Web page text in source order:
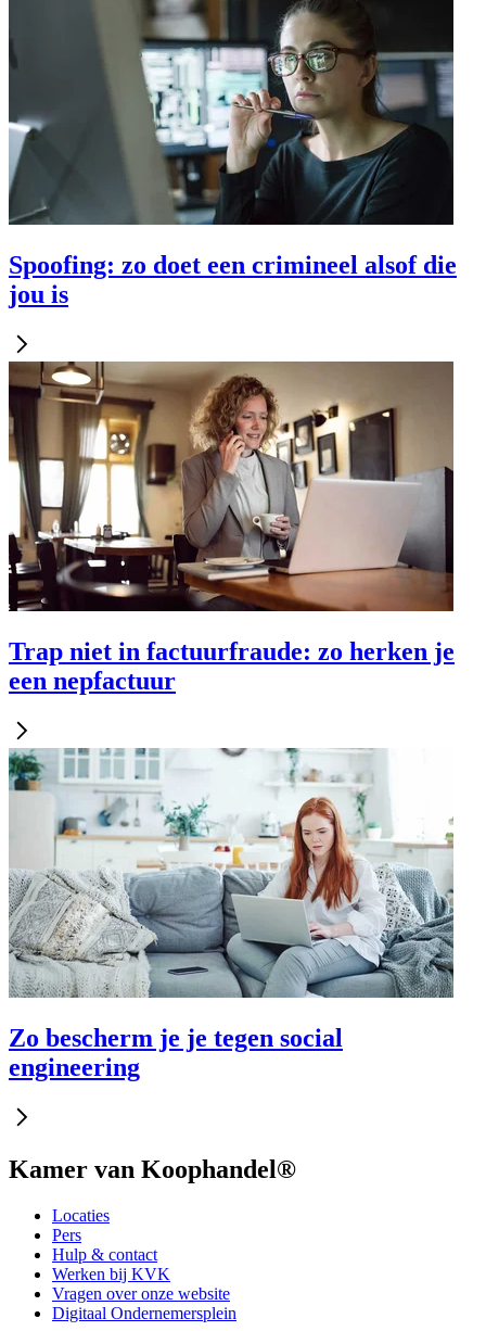
Spoofing: zo doet een crimineel alsof die
jou is
Trap niet in factuurfraude: zo herken je
een nepfactuur
Zo bescherm je je tegen social
engineering
Kamer van Koophandel®
Locaties
Pers
Hulp & contact
Werken bij KVK
Vragen over onze website
Digitaal Ondernemersplein